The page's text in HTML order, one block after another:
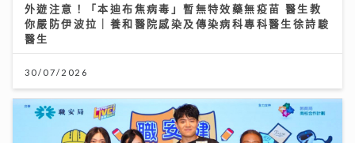
外遊注意！「本迪布焦病毒」暫無特效藥無疫苗 醫生教
你嚴防伊波拉｜養和醫院感染及傳染病科專科醫生徐詩駿
醫生
30/07/2026